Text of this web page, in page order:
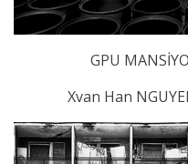
GPU
Xvan Han